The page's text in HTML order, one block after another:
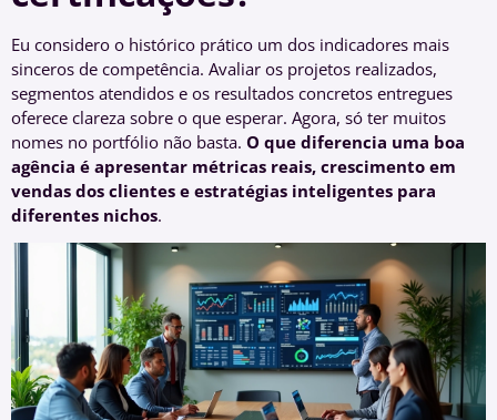
Eu considero o histórico prático um dos indicadores mais
sinceros de competência. Avaliar os projetos realizados,
segmentos atendidos e os resultados concretos entregues
oferece clareza sobre o que esperar. Agora, só ter muitos
nomes no portfólio não basta. O que diferencia uma boa
agência é apresentar métricas reais, crescimento em
vendas dos clientes e estratégias inteligentes para
diferentes nichos.